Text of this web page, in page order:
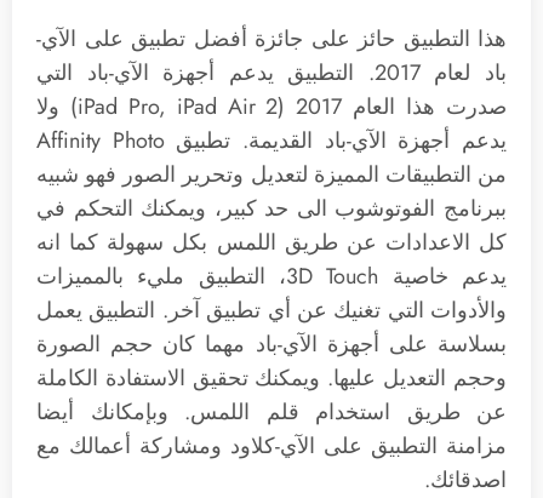
هذا التطبيق حائز على جائزة أفضل تطبيق على الآي-
باد لعام 2017. التطبيق يدعم أجهزة الآي-باد التي
صدرت هذا العام 2017 (iPad Pro, iPad Air 2) ولا
يدعم أجهزة الآي-باد القديمة. تطبيق Affinity Photo
من التطبيقات المميزة لتعديل وتحرير الصور فهو شبيه
ببرنامج الفوتوشوب الى حد كبير، ويمكنك التحكم في
كل الاعدادات عن طريق اللمس بكل سهولة كما انه
يدعم خاصية 3D Touch، التطبيق مليء بالمميزات
والأدوات التي تغنيك عن أي تطبيق آخر. التطبيق يعمل
بسلاسة على أجهزة الآي-باد مهما كان حجم الصورة
وحجم التعديل عليها. ويمكنك تحقيق الاستفادة الكاملة
عن طريق استخدام قلم اللمس. وبإمكانك أيضا
مزامنة التطبيق على الآي-كلاود ومشاركة أعمالك مع
اصدقائك.